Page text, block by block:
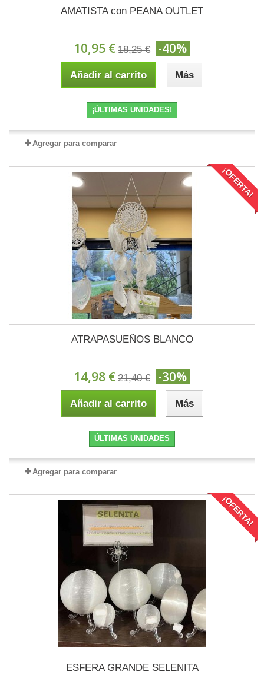
AMATISTA con PEANA OUTLET
10,95 € 18,25 € -40%
Añadir al carrito Más
¡ÚLTIMAS UNIDADES!
Agregar para comparar
¡OFERTA!
ATRAPASUEÑOS BLANCO
14,98 € 21,40 € -30%
Añadir al carrito Más
ÚLTIMAS UNIDADES
Agregar para comparar
¡OFERTA!
ESFERA GRANDE SELENITA